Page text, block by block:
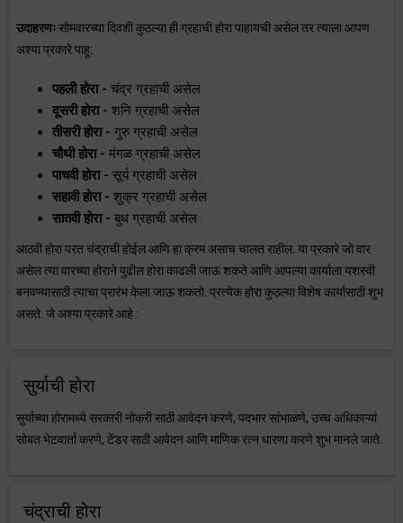
उदाहरणःसोमवारच्या दिवशी कुठल्या ही ग्रहाची होरा पाहायची असेल तर त्याला आपण
अश्या प्रकारे पाहू:
पहली होरा - चंद्र ग्रहाची असेल
दूसरी होरा - शनि ग्रहाची असेल
तीसरी होरा - गुरु ग्रहाची असेल
चौथी होरा - मंगळ ग्रहाची असेल
पाचवी होरा - सूर्य ग्रहाची असेल
सहावी होरा - शुक्र ग्रहाची असेल
सातवी होरा - बुध ग्रहाची असेल
आठवी होरा परत चंद्राची होईल आणि हा क्रम असाच चालत राहील. या प्रकारे जो वार
असेल त्या वारच्या होराने पुढील होरा काढली जाऊ शकते आणि आपल्या कार्याला यशस्वी
बनवण्यासाठी त्याचा प्रारंभ केला जाऊ शकतो. प्रत्येक होरा कुठल्या विशेष कार्यासाठी शुभ
असते. जे अश्या प्रकारे आहे :
सुर्याची होरा
सुर्याच्या होरामध्ये सरकारी नोकरी साठी आवेदन करणे, पदभार सांभाळणे, उच्च अधिकाऱ्यां
सोबत भेटवार्ता करणे, टेंडर साठी आवेदन आणि माणिक रत्न धारणा करणे शुभ मानले जाते.
चंद्राची होरा